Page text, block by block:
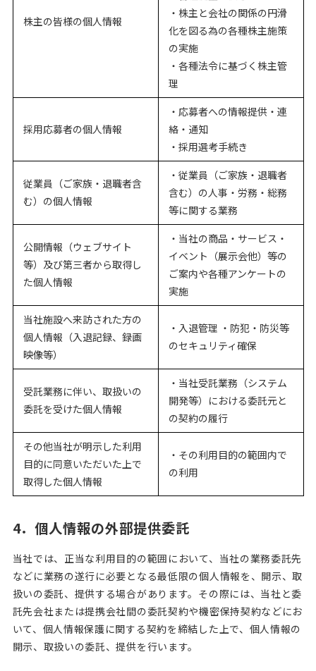
株主の皆様の個人情報
・株主と会社の関係の円滑
化を図る為の各種株主施策
の実施
・各種法令に基づく株主管
理
採用応募者の個人情報
・応募者への情報提供・連
絡・通知
・採用選考手続き
従業員（ご家族・退職者含
む）の個人情報
・従業員（ご家族・退職者
含む）の人事・労務・総務
等に関する業務
公開情報（ウェブサイト
等）及び第三者から取得し
た個人情報
・当社の商品・サービス・
イベント（展示会他）等の
ご案内や各種アンケートの
実施
当社施設へ来訪された方の
個人情報（入退記録、録画
映像等）
・入退管理 ・防犯・防災等
のセキュリティ確保
受託業務に伴い、取扱いの
委託を受けた個人情報
・当社受託業務（システム
開発等）における委託元と
の契約の履行
その他当社が明示した利用
目的に同意いただいた上で
取得した個人情報
・その利用目的の範囲内で
の利用
4．個人情報の外部提供委託
当社では、正当な利用目的の範囲において、当社の業務委託先
などに業務の遂行に必要となる最低限の個人情報を、開示、取
扱いの委託、提供する場合があります。その際には、当社と委
託先会社または提携会社間の委託契約や機密保持契約などにお
いて、個人情報保護に関する契約を締結した上で、個人情報の
開示、取扱いの委託、提供を行います。